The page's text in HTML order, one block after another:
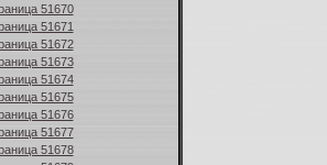
51670
51671
51672
51673
51674
51675
51676
51677
51678